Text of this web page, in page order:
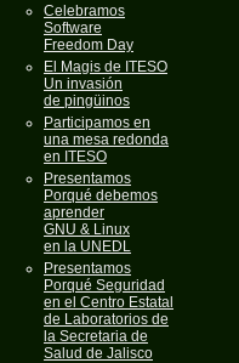
Celebramos
Software
Freedom Day
El Magis de ITESO
Un invasión
de pingüinos
Participamos en
una mesa redonda
en ITESO
Presentamos
Porqué debemos
aprender
GNU & Linux
en la UNEDL
Presentamos
Porqué Seguridad
en el Centro Estatal
de Laboratorios de
la Secretaria de
Salud de Jalisco